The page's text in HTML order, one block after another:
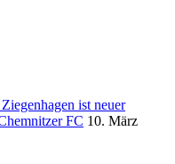
ist neuer
FC 10. März